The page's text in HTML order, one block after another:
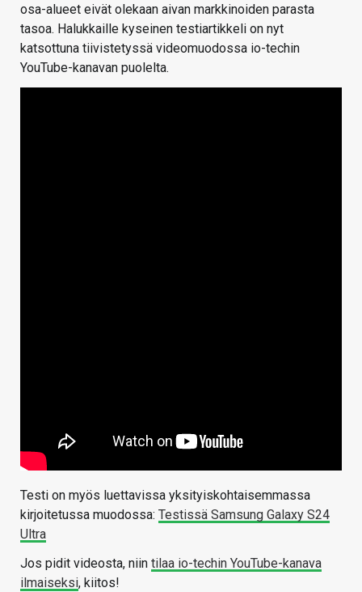
osa-alueet eivät olekaan aivan markkinoiden parasta
tasoa. Halukkaille kyseinen testiartikkeli on nyt
katsottuna tiivistetyssä videomuodossa io-techin
YouTube-kanavan puolelta.
Testi on myös luettavissa yksityiskohtaisemmassa
kirjoitetussa muodossa: Testissä Samsung Galaxy S24
Ultra
Jos pidit videosta, niin tilaa io-techin YouTube-kanava
ilmaiseksi, kiitos!